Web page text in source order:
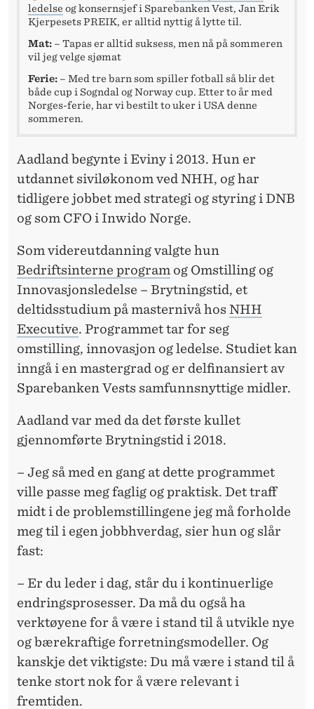
ledelse og konsernsjef i Sparebanken Vest, Jan Erik
Kjerpesets PREIK, er alltid nyttig å lytte til.
Mat: – Tapas er alltid suksess, men nå på sommeren
vil jeg velge sjømat
Ferie: – Med tre barn som spiller fotball så blir det
både cup i Sogndal og Norway cup. Etter to år med
Norges-ferie, har vi bestilt to uker i USA denne
sommeren.
Aadland begynte i Eviny i 2013. Hun er
utdannet siviløkonom ved NHH, og har
tidligere jobbet med strategi og styring i DNB
og som CFO i Inwido Norge.
Som videreutdanning valgte hun
Bedriftsinterne program og Omstilling og
Innovasjonsledelse – Brytningstid, et
deltidsstudium på masternivå hosNHH
Executive. Programmet tar for seg
omstilling, innovasjon og ledelse. Studiet kan
inngå i en mastergrad og er delfinansiert av
Sparebanken Vests samfunnsnyttige midler.
Aadland var med da det første kullet
gjennomførte Brytningstid i 2018.
– Jeg så med en gang at dette programmet
ville passe meg faglig og praktisk. Det traff
midt i de problemstillingene jeg må forholde
meg til i egen jobbhverdag, sier hun og slår
fast:
– Er du leder i dag, står du i kontinuerlige
endringsprosesser. Da må du også ha
verktøyene for å være i stand til å utvikle nye
og bærekraftige forretningsmodeller. Og
kanskje det viktigste: Du må være i stand til å
tenke stort nok for å være relevant i
fremtiden.